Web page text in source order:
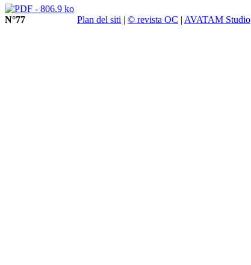
N°77 Plan del siti | © revista OC | AVATAM Studio